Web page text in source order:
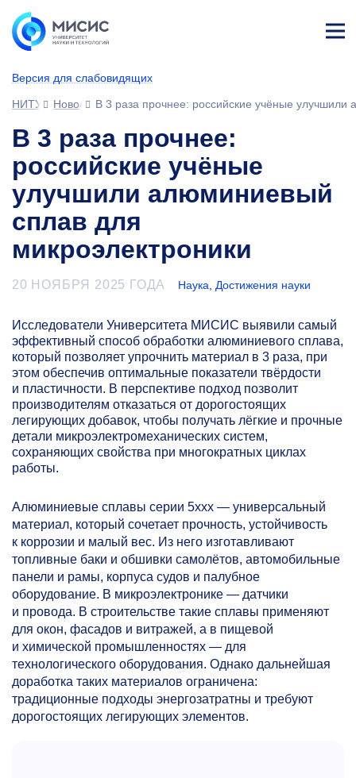
Версия для слабовидящих
ине
НИТУ МИСИС
НовостиВ 3 раза прочнее: российские учёные
В 3 раза прочнее:
российские учёные
улучшили алюминиевый
сплав для
микроэлектроники
20 НОЯБРЯ 2025 ГОДА Наука Достижения науки
Исследователи Университета МИСИС выявили самый
эффективный способ обработки алюминиевого сплава,
который позволяет упрочнить материал в 3 раза, при
этом обеспечив оптимальные показатели твёрдости
и пластичности. В перспективе подход позволит
производителям отказаться от дорогостоящих
легирующих добавок, чтобы получать лёгкие и прочные
детали микроэлектромеханических систем,
сохраняющих свойства при многократных циклах
работы.
Алюминиевые сплавы серии 5ххх — универсальный
материал, который сочетает прочность, устойчивость
к коррозии и малый вес. Из него изготавливают
топливные баки и обшивки самолётов, автомобильные
панели и рамы, корпуса судов и палубное
оборудование. В микроэлектронике — датчики
и провода. В строительстве такие сплавы применяют
для окон, фасадов и витражей, а в пищевой
и химической промышленностях — для
технологического оборудования. Однако дальнейшая
доработка таких материалов ограничена:
традиционные подходы энергозатратны и требуют
дорогостоящих легирующих элементов.